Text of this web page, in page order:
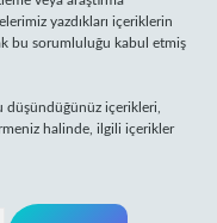
yazdıkları içeriklerin
bu sorumluluğu kabul etmiş
düşündüğünüz içerikleri,
halinde, ilgili içerikler